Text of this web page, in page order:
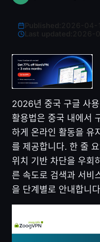
Last updated:
2026년 중국 구글 사
활용법은 중국 내에서
하게 온라인 활동을 유
를 제공합니다. 한 줄
위치 기반 차단을 우회
른 속도로 검색과 서비
을 단계별로 안내합니